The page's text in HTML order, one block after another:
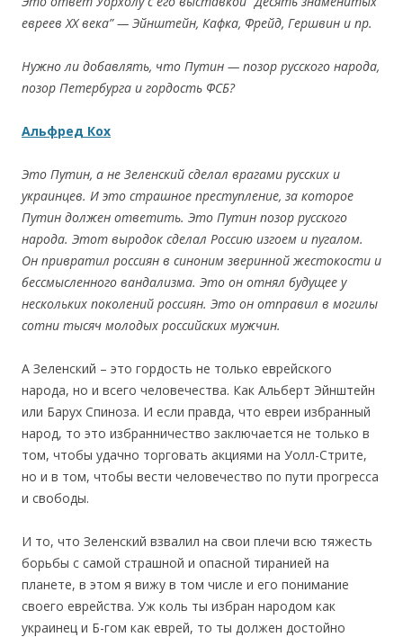
евреев ХХ века” — Эйнштейн, Кафка, Фрейд, Гершвин и пр.
Нужно ли добавлять, что Путин — позор русского народа,
позор Петербурга и гордость ФСБ?
Альфред Кох
Это Путин, а не Зеленский сделал врагами русских и
украинцев. И это страшное преступление, за которое
Путин должен ответить. Это Путин позор русского
народа. Этот выродок сделал Россию изгоем и пугалом.
Он привратил россиян в синоним зверинной жестокости и
бессмысленного вандализма. Это он отнял будущее у
нескольких поколений россиян. Это он отправил в могилы
сотни тысяч молодых российских мужчин.
А Зеленский – это гордость не только еврейского
народа, но и всего человечества. Как Альберт Эйнштейн
или Барух Спиноза. И если правда, что евреи избранный
народ, то это избранничество заключается не только в
том, чтобы удачно торговать акциями на Уолл-Стрите,
но и в том, чтобы вести человечество по пути прогресса
и свободы.
И то, что Зеленский взвалил на свои плечи всю тяжесть
борьбы с самой страшной и опасной тиранией на
планете, в этом я вижу в том числе и его понимание
своего еврейства. Уж коль ты избран народом как
украинец и Б-гом как еврей, то ты должен достойно